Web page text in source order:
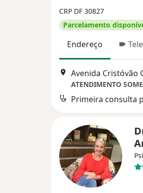
CRP DF 30827
Parcelamento
Endereço
ATENDIMENTO
Primeira consulta